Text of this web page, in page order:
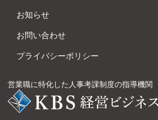
お知らせ
お問い合わせ
プライバシーポリシー
営業職に特化した人事考課制度の指導機関